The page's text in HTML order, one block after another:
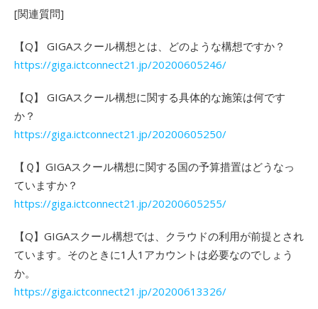
[関連質問]
【Q】 GIGAスクール構想とは、どのような構想ですか？
https://giga.ictconnect21.jp/20200605246/
【Q】 GIGAスクール構想に関する具体的な施策は何です
か？
https://giga.ictconnect21.jp/20200605250/
【Ｑ】GIGAスクール構想に関する国の予算措置はどうなっ
ていますか？
https://giga.ictconnect21.jp/20200605255/
【Q】GIGAスクール構想では、クラウドの利用が前提とされ
ています。そのときに1人1アカウントは必要なのでしょう
か。
https://giga.ictconnect21.jp/20200613326/